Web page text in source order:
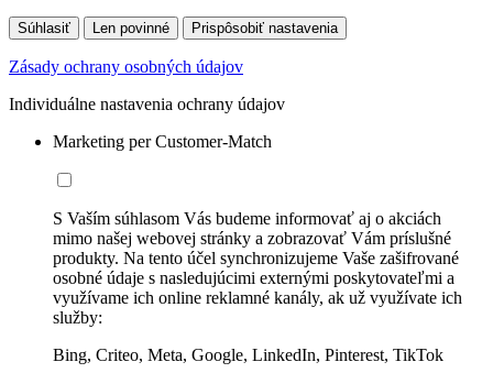
Súhlasiť Len povinné Prispôsobiť nastavenia
Zásady ochrany osobných údajov
Individuálne nastavenia ochrany údajov
Marketing per Customer-Match
S Vaším súhlasom Vás budeme informovať aj o akciách
mimo našej webovej stránky a zobrazovať Vám príslušné
produkty. Na tento účel synchronizujeme Vaše zašifrované
osobné údaje s nasledujúcimi externými poskytovateľmi a
využívame ich online reklamné kanály, ak už využívate ich
služby:
Bing, Criteo, Meta, Google, LinkedIn, Pinterest, TikTok